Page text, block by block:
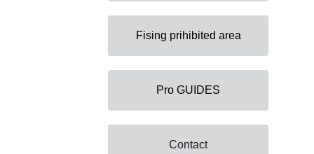
Fising prihibited area
Pro GUIDES
Contact